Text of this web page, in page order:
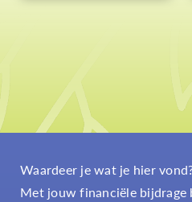
Waardeer je wat je hier
Met jouw financiële